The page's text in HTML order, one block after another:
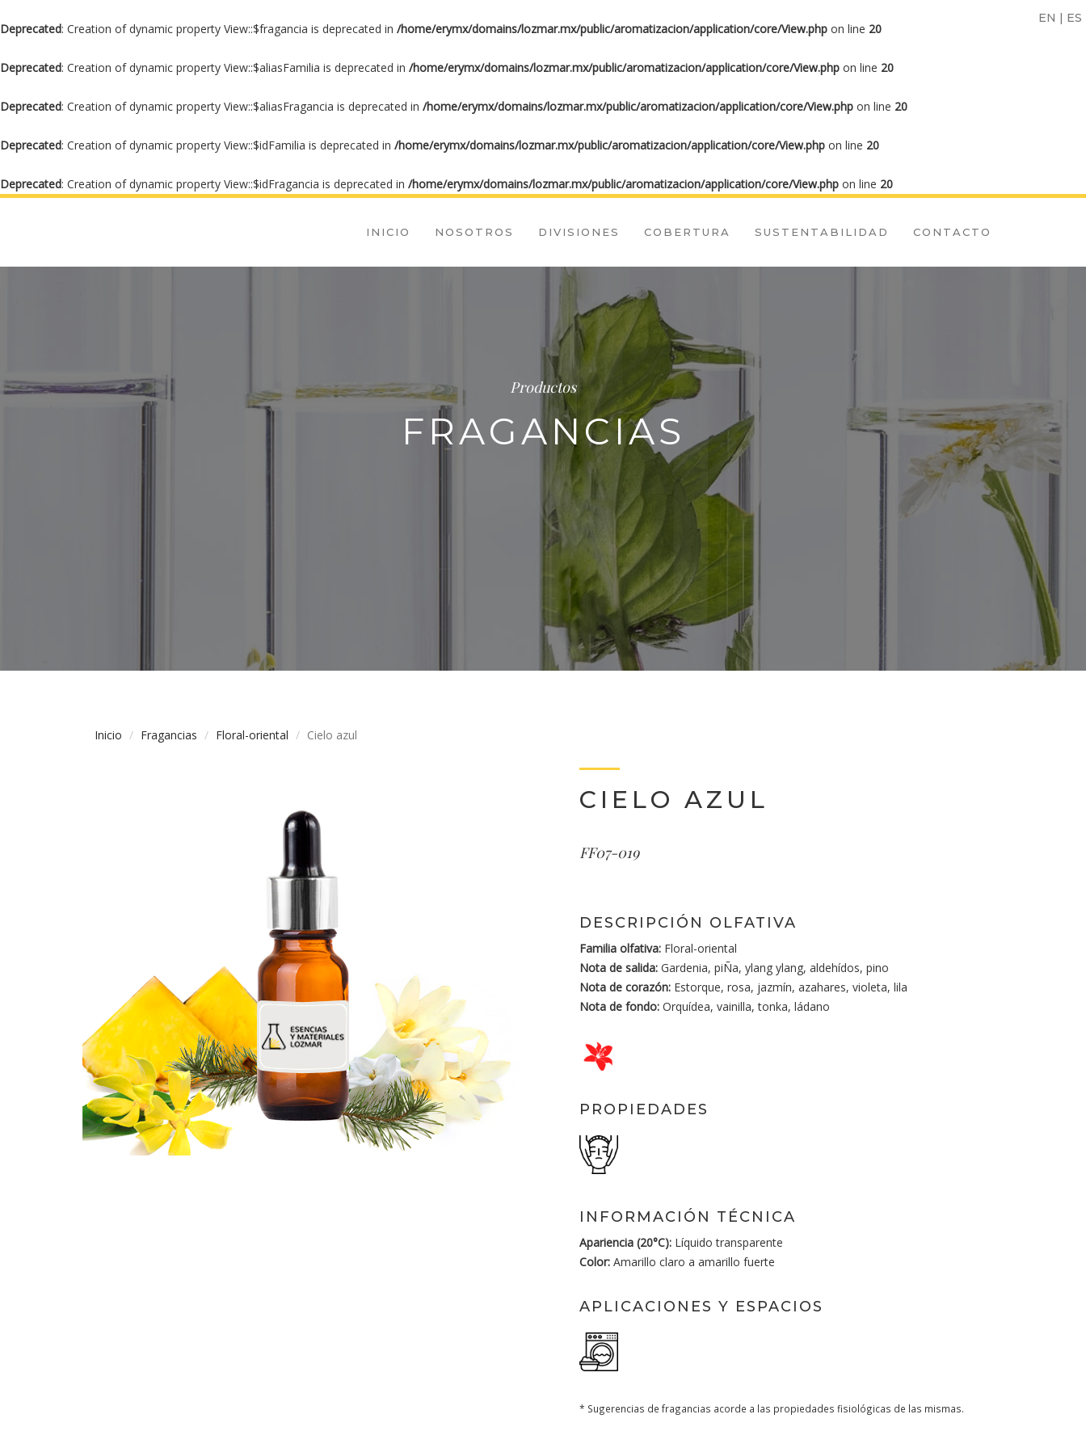
Deprecated: Creation of dynamic property View::$fragancia is deprecated in /home/erymx/domains/lozmar.mx/public/aromatizacion/application/core/View.php on line 20
Deprecated: Creation of dynamic property View::$aliasFamilia is deprecated in /home/erymx/domains/lozmar.mx/public/aromatizacion/application/core/View.php on line 20
Deprecated: Creation of dynamic property View::$aliasFragancia is deprecated in /home/erymx/domains/lozmar.mx/public/aromatizacion/application/core/View.php on line 20
Deprecated: Creation of dynamic property View::$idFamilia is deprecated in /home/erymx/domains/lozmar.mx/public/aromatizacion/application/core/View.php on line 20
Deprecated: Creation of dynamic property View::$idFragancia is deprecated in /home/erymx/domains/lozmar.mx/public/aromatizacion/application/core/View.php on line 20
EN | ES
INICIO NOSOTROS DIVISIONES COBERTURA SUSTENTABILIDAD CONTACTO
Productos
FRAGANCIAS
Inicio Fragancias Floral-oriental Cielo azul
CIELO AZUL
FF07-019
DESCRIPCIÓN OLFATIVA
Familia olfativa: Floral-oriental
Nota de salida: Gardenia, piÑa, ylang ylang, aldehídos, pino
Nota de corazón: Estorque, rosa, jazmín, azahares, violeta, lila
Nota de fondo: Orquídea, vainilla, tonka, ládano
PROPIEDADES
INFORMACIÓN TÉCNICA
Apariencia (20°C): Líquido transparente
Color: Amarillo claro a amarillo fuerte
APLICACIONES Y ESPACIOS
* Sugerencias de fragancias acorde a las propiedades fisiológicas de las mismas.